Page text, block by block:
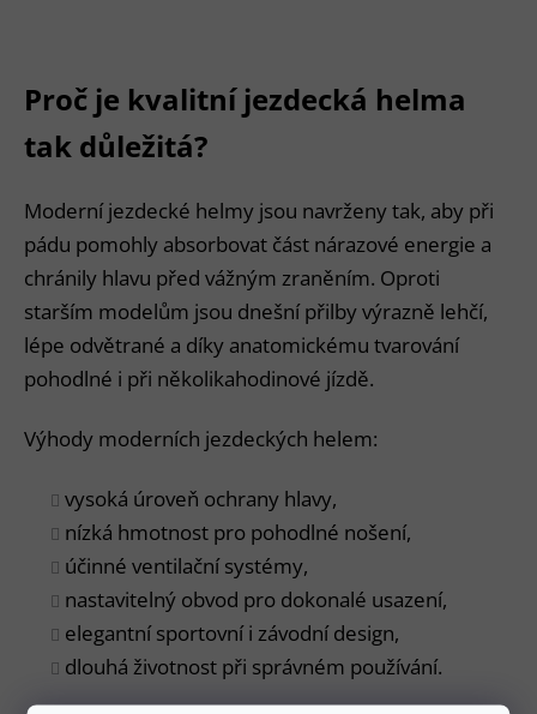
Proč je kvalitní jezdecká helma
tak důležitá?
Moderní jezdecké helmy jsou navrženy tak, aby při
pádu pomohly absorbovat část nárazové energie a
chránily hlavu před vážným zraněním. Oproti
starším modelům jsou dnešní přilby výrazně lehčí,
lépe odvětrané a díky anatomickému tvarování
pohodlné i při několikahodinové jízdě.
Výhody moderních jezdeckých helem:
vysoká úroveň ochrany hlavy,
nízká hmotnost pro pohodlné nošení,
účinné ventilační systémy,
nastavitelný obvod pro dokonalé usazení,
elegantní sportovní i závodní design,
dlouhá životnost při správném používání.